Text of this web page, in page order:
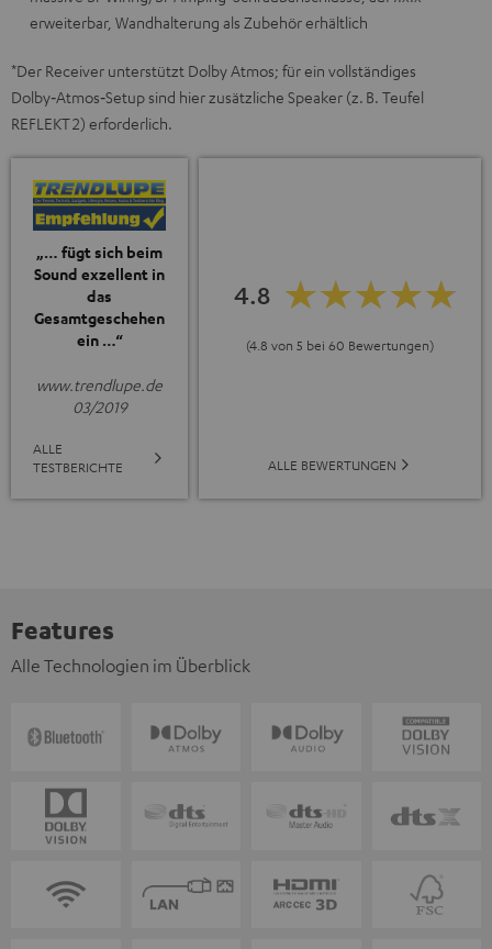
erweiterbar, Wandhalterung als Zubehör erhältlich
*Der Receiver unterstützt Dolby Atmos; für ein vollständiges
Dolby‑Atmos‑Setup sind hier zusätzliche Speaker (z. B. Teufel
REFLEKT 2) erforderlich.
„… fügt sich beim
Sound exzellent in
das
Gesamtgeschehen
ein …“
www.trendlupe.de
03/2019
ALLE
TESTBERICHTE
4.8
(4.8 von 5 bei 60 Bewertungen)
ALLE BEWERTUNGEN
Features
Alle Technologien im Überblick